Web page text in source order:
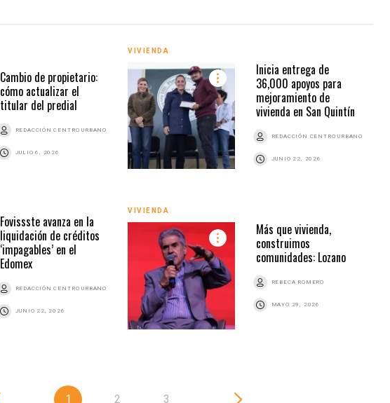
Cambio de propietario:
cómo actualizar el
titular del predial
REDACCIÓN CENTRO URBANO
JULIO 6, 2026
VIVIENDA
Inicia entrega de
36,000 apoyos para
mejoramiento de
vivienda en San Quintín
REDACCIÓN CENTRO URBANO
JUNIO 22, 2026
Fovissste avanza en la
liquidación de créditos
‘impagables’ en el
Edomex
REDACCIÓN CENTRO URBANO
JUNIO 22, 2026
VIVIENDA
Más que vivienda,
construimos
comunidades: Lozano
REBECA ROMERO
MAYO 29, 2026
1 2 3